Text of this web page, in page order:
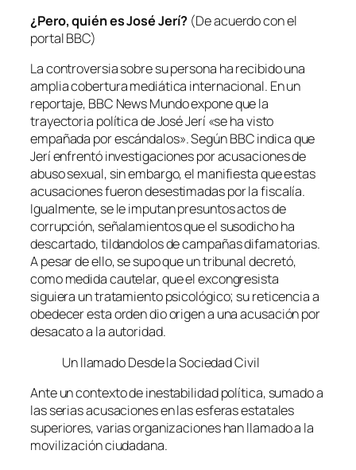
¿Pero, quién es José Jerí? (De acuerdo con el
portal BBC)
La controversia sobre su persona ha recibido una
amplia cobertura mediática internacional. En un
reportaje, BBC News Mundo expone que la
trayectoria política de José Jerí «se ha visto
empañada por escándalos». Según BBC indica que
Jerí enfrentó investigaciones por acusaciones de
abuso sexual, sin embargo, el manifiesta que estas
acusaciones fueron desestimadas por la fiscalía.
Igualmente, se le imputan presuntos actos de
corrupción, señalamientos que el susodicho ha
descartado, tildandolos de campañas difamatorias.
A pesar de ello, se supo que un tribunal decretó,
como medida cautelar, que el excongresista
siguiera un tratamiento psicológico; su reticencia a
obedecer esta orden dio origen a una acusación por
desacato a la autoridad.
Un llamado Desde la Sociedad Civil
Ante un contexto de inestabilidad política, sumado a
las serias acusaciones en las esferas estatales
superiores, varias organizaciones han llamado a la
movilización ciudadana.